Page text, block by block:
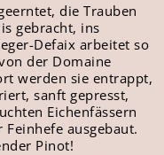
die Trauben
gebracht, ins
Defaix arbeitet so
der Domaine
werden sie entrappt,
sanft gepresst,
Eichenfässern
ausgebaut.
Pinot!